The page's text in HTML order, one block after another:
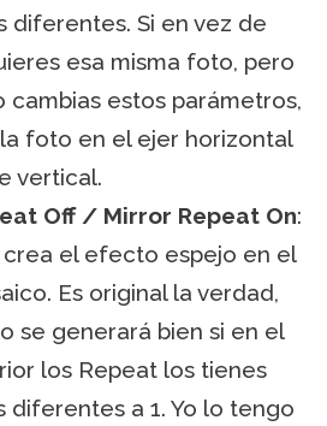
diferentes. Si en vez de
esa misma foto, pero
cambias estos parámetros,
foto en el ejer horizontal
vertical.
Off / Mirror Repeat On:
crea el efecto espejo en el
Es original la verdad,
se generará bien si en el
los Repeat los tienes
diferentes a 1. Yo lo tengo